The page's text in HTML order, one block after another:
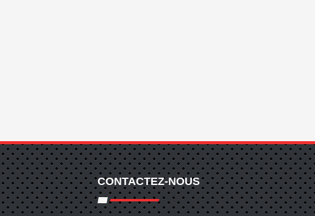
CONTACTEZ-NOUS